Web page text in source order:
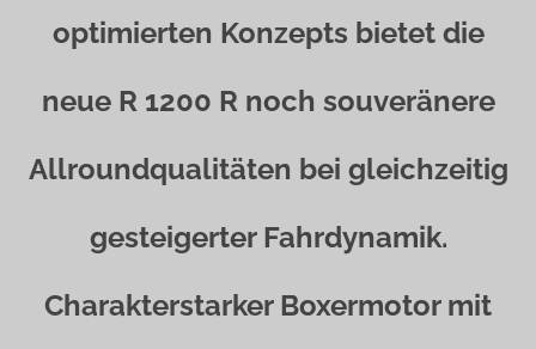
optimierten Konzepts bietet die
neue R 1200 R noch souveränere
Allroundqualitäten bei gleichzeitig
gesteigerter Fahrdynamik.
Charakterstarker Boxermotor mit